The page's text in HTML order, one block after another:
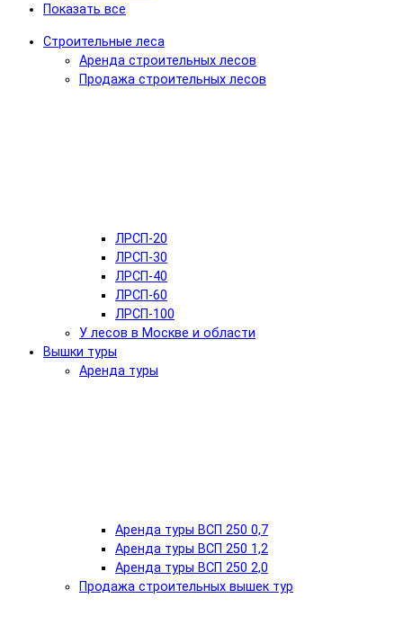
Показать все
Строительные леса
Аренда строительных лесов
Продажа строительных лесов
ЛРСП-20
ЛРСП-30
ЛРСП-40
ЛРСП-60
ЛРСП-100
У лесов в Москве и области
Вышки туры
Аренда туры
Аренда туры ВСП 250 0,7
Аренда туры ВСП 250 1,2
Аренда туры ВСП 250 2,0
Продажа строительных вышек тур